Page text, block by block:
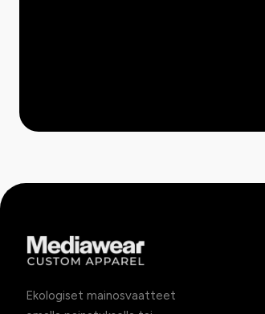
Ekologiset mainosvaatteet